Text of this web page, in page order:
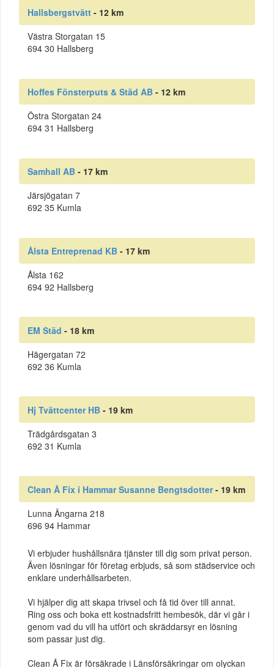
Hallsbergstvätt - 12 km
Västra Storgatan 15
694 30 Hallsberg
Hoffes Fönsterputs & Städ AB - 12 km
Östra Storgatan 24
694 31 Hallsberg
Samhall AB - 17 km
Järsjögatan 7
692 35 Kumla
Ålsta Entreprenad KB - 17 km
Ålsta 162
694 92 Hallsberg
EM Städ - 18 km
Hägergatan 72
692 36 Kumla
Hj Tvättcenter HB - 19 km
Trädgårdsgatan 3
692 31 Kumla
Clean Å Fix i Hammar Susanne Bengtsdotter- 19 km
Lunna Ängarna 218
696 94 Hammar
Vi erbjuder hushållsnära tjänster till dig som privat person.
Även lösningar för företag erbjuds, så som städservice och
enklare underhållsarbeten.
Vi hjälper dig att skapa trivsel och få tid över till annat.
Ring oss och boka ett kostnadsfritt hembesök, där vi går i
genom vad du vill ha utfört och skräddarsyr en lösning
som passar just dig.
Clean Å Fix är försäkrade i Länsförsäkringar om olyckan